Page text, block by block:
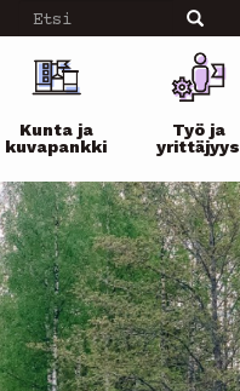
Etsi Etsi
Kunta ja
kuvapankki
Työ ja
yrittäjyys